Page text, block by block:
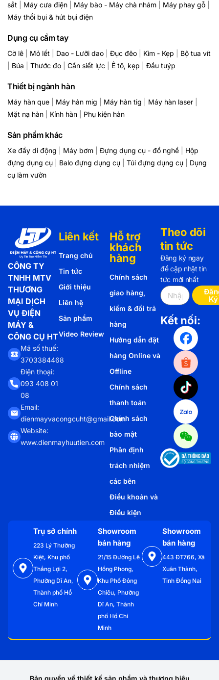
sắt
Máy cưa điện Máy bào - Máy chà nhám Máy phay gỗ
Máy thổi bụi & hút bụi điện
Dụng cụ cầm tay
Cờ lê Mỏ lết Dao - Lưỡi dao Đục đẽo Kìm - Kẹp
Bộ tua vít
Búa Thước đo Cần siết lực Ê tô, kẹp Đầu tuýp
Thiết bị ngành hàn
Máy hàn que Máy hàn mig Máy hàn tig Máy hàn laser
Mặt nạ hàn
Kính hàn Phụ kiện hàn
Sản phẩm khác
Xe đẩy di động Máy bơm Đựng dụng cụ - đồ nghề
Hộp
đựng dụng cụ
Balo đựng dụng cụ Túi đựng dụng cụ
Dụng
cụ làm vườn
CÔNG TY
TNHH MTV
THƯƠNG
MẠI DỊCH
VỤ ĐIỆN
MÁY &
CÔNG CỤ HT
Mã số thuế:
3703384468
Điện thoại:
093 408 01
08
Email:
dienmayvacongcuht@gmail.com
Website:
www.dienmayhuutien.com
Liên kết
Trang chủ
Tin tức
Giới thiệu
Liên hệ
Sản phẩm
Video Review
Hỗ trợ
khách
hàng
Chính sách
giao hàng,
kiểm & đổi trả
hàng
Hướng dẫn đặt
hàng Online và
Offline
Chính sách
thanh toán
Chính sách
bảo mật
Phân định
trách nhiệm
các bên
Điều khoản và
Điều kiện
Theo dõi
tin tức
Đăng ký ngay
để cập nhật tin
tức mới nhất
Ký
Kết nối:
Trụ sở chính
223 Lý Thường
Kiệt, Khu phố
Thắng Lợi 2,
Phường Dĩ An,
Thành phố Hồ
Chí Minh
Showroom
bán hàng
21/15 Đường Lê
Hồng Phong,
Khu Phố Đông
Chiêu, Phường
Dĩ An, Thành
phố Hồ Chí
Minh
Showroom
bán hàng
443 ĐT766, Xã
Xuân Thành,
Tỉnh Đồng Nai